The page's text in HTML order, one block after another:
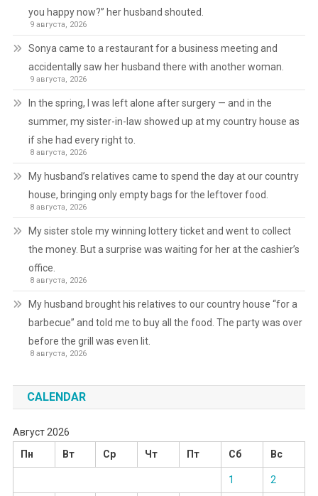
you happy now?” her husband shouted.
9 августа, 2026
Sonya came to a restaurant for a business meeting and
accidentally saw her husband there with another woman.
9 августа, 2026
In the spring, I was left alone after surgery — and in the
summer, my sister-in-law showed up at my country house as
if she had every right to.
8 августа, 2026
My husband’s relatives came to spend the day at our country
house, bringing only empty bags for the leftover food.
8 августа, 2026
My sister stole my winning lottery ticket and went to collect
the money. But a surprise was waiting for her at the cashier’s
office.
8 августа, 2026
My husband brought his relatives to our country house “for a
barbecue” and told me to buy all the food. The party was over
before the grill was even lit.
8 августа, 2026
CALENDAR
Август 2026
Пн
Вт Ср Чт Пт Сб Вс
1 2